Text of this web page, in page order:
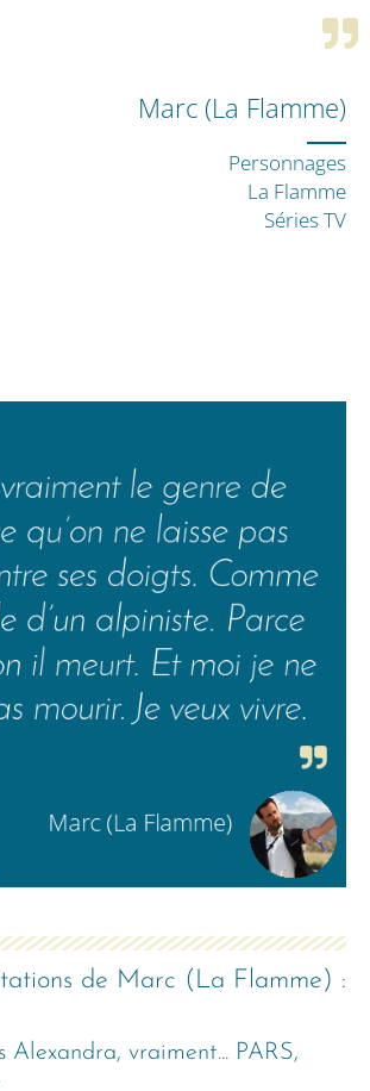
Marc (La Flamme)
Personnages
La Flamme
Séries TV
de Marc (La Flamme) :
vraiment... PARS,